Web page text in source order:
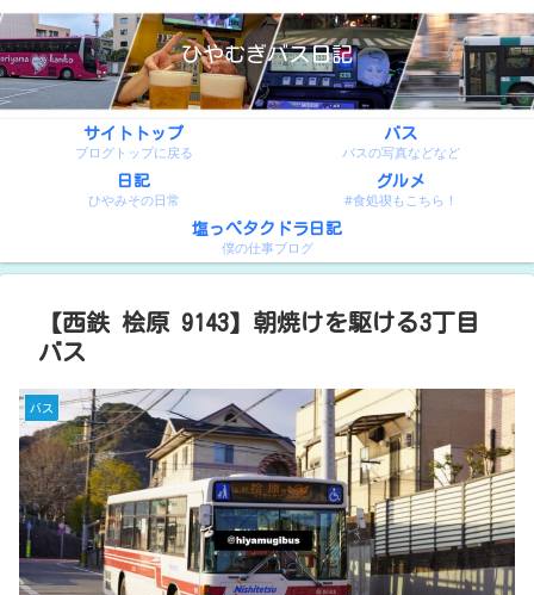
ひやむぎバス日記
サイトトップ
ブログトップに戻る
バス
バスの写真などなど
日記
ひやみその日常
グルメ
#食処禊もこちら！
塩っぺタクドラ日記
僕の仕事ブログ
【西鉄 桧原 9143】朝焼けを駆ける3丁目
バス
バス